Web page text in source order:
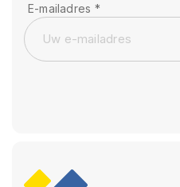
E-mailadres *